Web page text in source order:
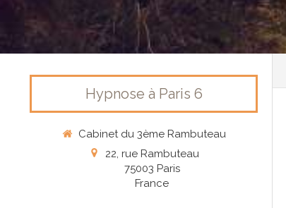
Hypnose à Paris 6
Cabinet du 3ème Rambuteau
22, rue Rambuteau
75003 Paris
France